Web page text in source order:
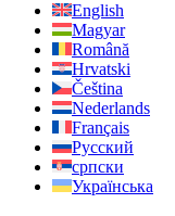
English
Magyar
Română
Hrvatski
Čeština
Nederlands
Français
Русский
српски
Українська